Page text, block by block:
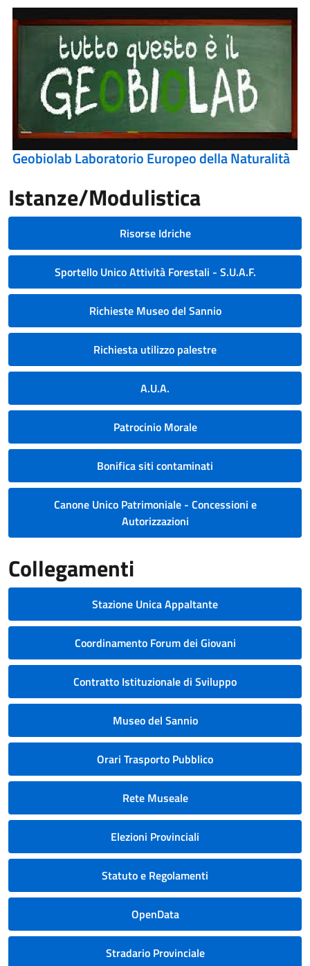
Geobiolab Laboratorio Europeo della Naturalità
Istanze/Modulistica
Risorse Idriche
Sportello Unico Attività Forestali - S.U.A.F.
Richieste Museo del Sannio
Richiesta utilizzo palestre
A.U.A.
Patrocinio Morale
Bonifica siti contaminati
Canone Unico Patrimoniale - Concessioni e
Autorizzazioni
Collegamenti
Stazione Unica Appaltante
Coordinamento Forum dei Giovani
Contratto Istituzionale di Sviluppo
Museo del Sannio
Orari Trasporto Pubblico
Rete Museale
Elezioni Provinciali
Statuto e Regolamenti
OpenData
Stradario Provinciale